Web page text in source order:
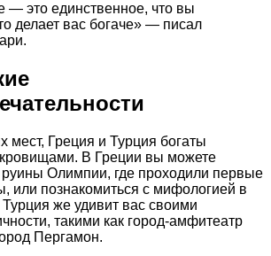
— это единственное, что вы
делает вас богаче» — писал
мест, Греция и Турция богаты
В Греции вы можете
руины Олимпии, где проходили первые
или познакомиться с мифологией в
же удивит вас своими
такими как город-амфитеатр
Пергамон.